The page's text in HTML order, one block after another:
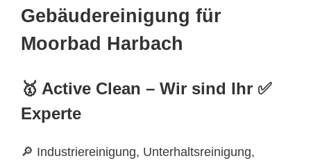
Gebäudereinigung für
Moorbad Harbach
🥇 Active Clean – Wir sind Ihr ✅
Experte
🔎 Industriereinigung, Unterhaltsreinigung,